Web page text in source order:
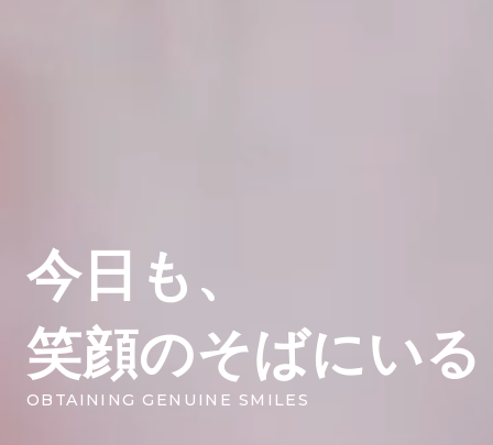
今日も、
笑顔のそばにいる
OBTAINING GENUINE SMILES